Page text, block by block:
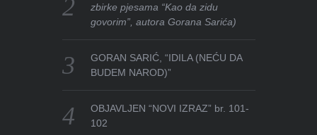
zbirke pjesama “Kao da zidu
govorim”, autora Gorana Sarića)
GORAN SARIĆ, “IDILA (NEĆU DA
BUDEM NAROD)”
OBJAVLJEN “NOVI IZRAZ” br. 101-
102